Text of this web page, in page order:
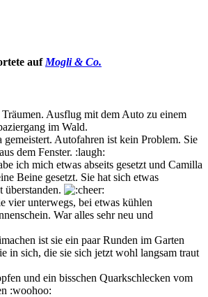
auf Mogli & Co.
Ausflug mit dem Auto zu einem
im Wald.
gemeistert. Autofahren ist kein Problem. Sie
dem Fenster. :laugh:
ich mich etwas abseits gesetzt und Camilla
Beine gesetzt. Sie hat sich etwas
überstanden.
vier unterwegs, bei etwas kühlen
War alles sehr neu und
ist sie ein paar Runden im Garten
in sich, die sie sich jetzt wohl langsam traut
und ein bisschen Quarkschlecken vom
:woohoo: